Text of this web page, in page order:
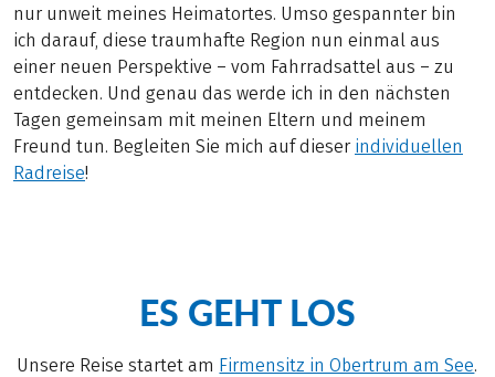
nur unweit meines Heimatortes. Umso gespannter bin
ich darauf, diese traumhafte Region nun einmal aus
einer neuen Perspektive – vom Fahrradsattel aus – zu
entdecken. Und genau das werde ich in den nächsten
Tagen gemeinsam mit meinen Eltern und meinem
Freund tun. Begleiten Sie mich auf dieser individuellen
Radreise!
ES GEHT LOS
Unsere Reise startet am Firmensitz in Obertrum am See.